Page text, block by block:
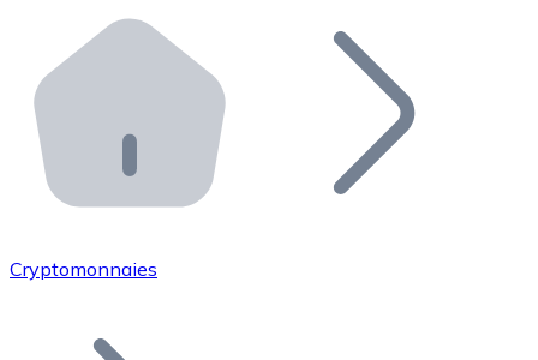
Distributeurs automatiques Bitnovo
Intégrez un ATM Bitnovo dans votre entreprise et
API Bitnovo
Intégrez notre API dans votre écosystème.
Rejoignez notre réseau de distributeurs et
Ajoutez le token de votre projet à notre service
Cryptomonnaies